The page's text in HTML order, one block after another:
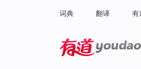
词典 翻译 有